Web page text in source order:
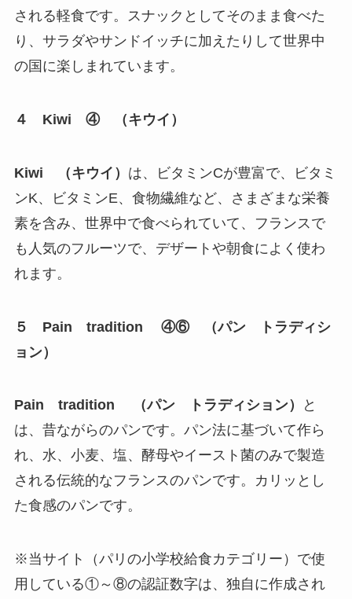
される軽食です。スナックとしてそのまま食べた
り、サラダやサンドイッチに加えたりして世界中
の国に楽しまれています。
４ Kiwi ④ （キウイ）
Kiwi （キウイ） は、ビタミンCが豊富で、ビタミ
ンK、ビタミンE、食物繊維など、さまざまな栄養
素を含み、世界中で食べられていて、フランスで
も人気のフルーツで、デザートや朝食によく使わ
れます。
５ Pain tradition ④⑥ （パン トラディシ
ョン）
Pain tradition （パン トラディション）
と
は、昔ながらのパンです。パン法に基づいて作ら
れ、水、小麦、塩、酵母やイースト菌のみで製造
される伝統的なフランスのパンです。カリッとし
た食感のパンです。
※当サイト（パリの小学校給食カテゴリー）で使
用している①～⑧の認証数字は、独自に作成され